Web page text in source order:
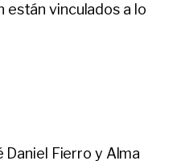
están vinculados a lo
Daniel Fierro y Alma